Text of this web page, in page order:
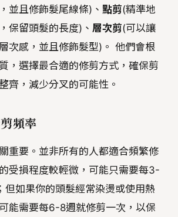
並且修飾髮尾線條)、 點剪(精準地
保留頭髮的長度)、 層次剪(可以讓
次感，並且修飾髮型)。 他們會根
，選擇最合適的修剪方式，確保剪
齊，減少分叉的可能性。
頻率
重要。並非所有的人都適合頻繁修
受損程度較輕微，可能只需要每3-
但如果你的頭髮經常染燙或使用熱
能需要每6-8週就修剪一次，以保